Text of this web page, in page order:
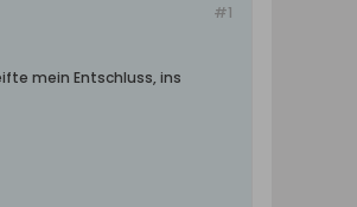
#1
mein Entschluss, ins